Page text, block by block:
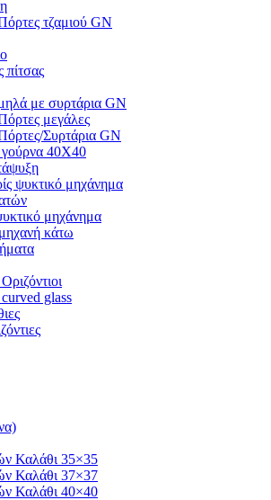
τζαμιού GN
πίτσας
με συρτάρια GN
μεγάλες
Συρτάρια GN
40Χ40
ψυκτικό μηχάνημα
μηχάνημα
κάτω
glass
Καλάθι 35×35
Καλάθι 37×37
Καλάθι 40×40